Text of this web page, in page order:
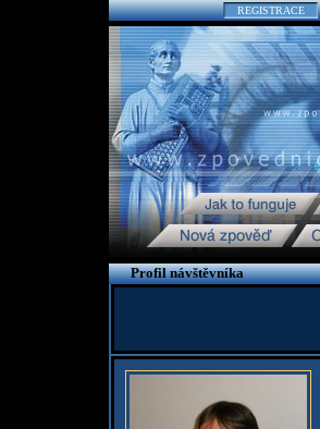
REGISTRACE
Profil návštěvníka